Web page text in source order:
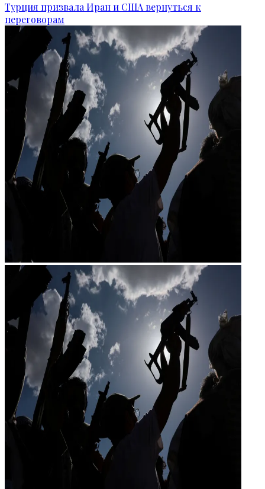
Турция призвала Иран и США вернуться к
переговорам